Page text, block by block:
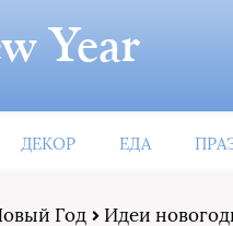
Year
ДЕКОР ЕДА
Год Идеи